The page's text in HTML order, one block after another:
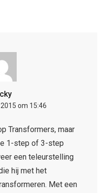
om 15:46
Transformers, maar
1-step of 3-step
een teleurstelling
hij met het
Met een